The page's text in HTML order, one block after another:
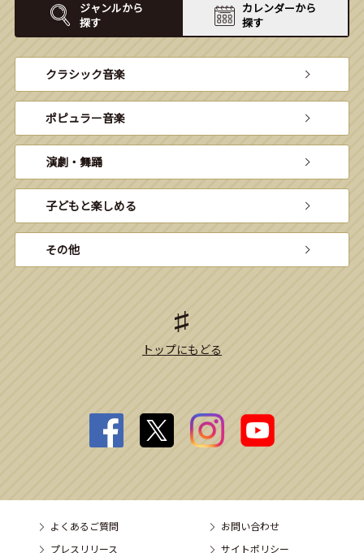
ジャンルから
探す
カレンダーから
探す
クラシック音楽
ポピュラー音楽
演劇・舞踊
子どもと楽しめる
その他
トップにもどる
よくあるご質問
お問い合わせ
プレスリリース
サイトポリシー